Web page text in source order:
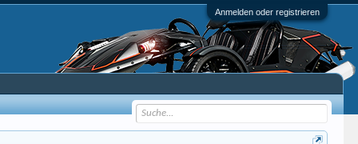
Anmelden oder registrieren